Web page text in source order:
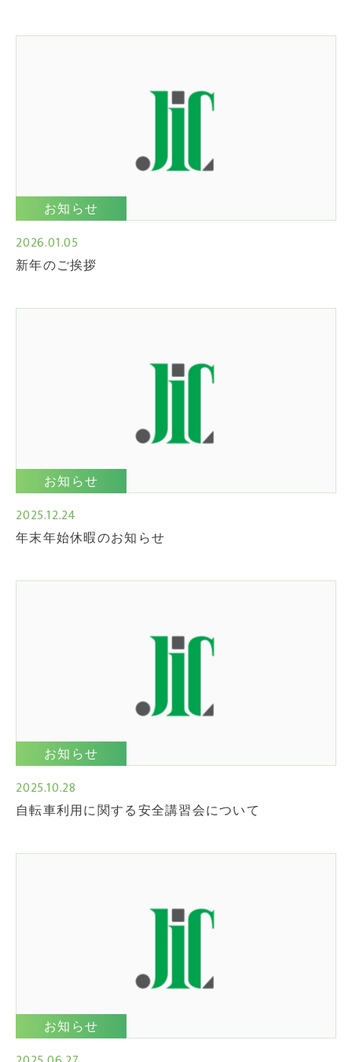
お知らせ
2026.01.05
新年のご挨拶
お知らせ
2025.12.24
年末年始休暇のお知らせ
お知らせ
2025.10.28
自転車利用に関する安全講習会について
お知らせ